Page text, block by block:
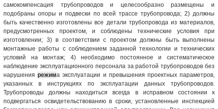
самокомпенсация трубопроводов и целесообразно размещены и
подобраны опоры и подвески по всей трассе трубопровода; 2) должны
быть качественно изготовлены все детали трубопровода из материалов,
предусмотренных проектом, и соблюдены технические условия при
изготовлении; 3) в соответствии с проектом должны быть выполнены
монтажные работы с соблюдением заданной технологии и технических
условий на монтаж; 4) необходимо постоянное и систематическое
наблюдение эксплуатационного персонала за работой трубопроводов без
нарушениярежима эксплуатации и превышения проектных параметров,
указанных в инструкциях по эксплуатации данных трубопроводов.
Трубопроводы должны находиться всегда в исправном состоянии к
подвергаться освидетельствованию в сроки, установленные инспекцией